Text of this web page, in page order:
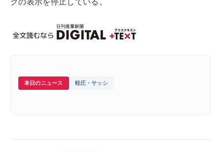
クの表示を停止している。
本日のニュース 軽圧・サッシ